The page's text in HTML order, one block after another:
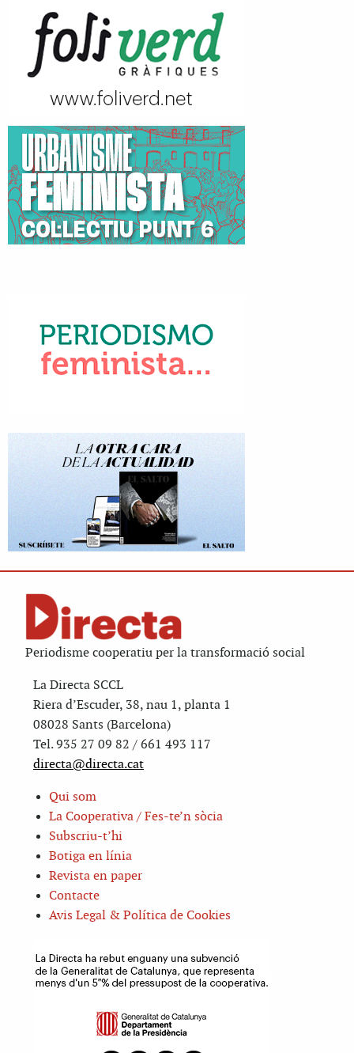
Periodisme cooperatiu per la transformació social
La Directa SCCL
Riera d’Escuder, 38, nau 1, planta 1
08028 Sants (Barcelona)
Tel. 935 27 09 82 / 661 493 117
directa@directa.cat
Qui som
La Cooperativa / Fes-te’n sòcia
Subscriu-t’hi
Botiga en línia
Revista en paper
Contacte
Avis Legal & Política de Cookies